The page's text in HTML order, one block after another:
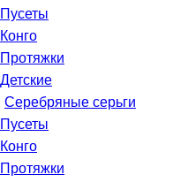
Пусеты
Конго
Протяжки
Детские
Серебряные серьги
Пусеты
Конго
Протяжки